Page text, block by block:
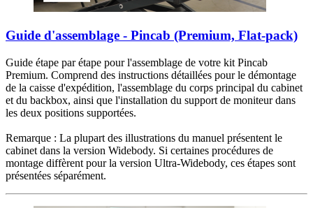
Guide d'assemblage - Pincab (Premium, Flat-pack)
Guide étape par étape pour l'assemblage de votre kit Pincab
Premium. Comprend des instructions détaillées pour le démontage
de la caisse d'expédition, l'assemblage du corps principal du cabinet
et du backbox, ainsi que l'installation du support de moniteur dans
les deux positions supportées.
Remarque : La plupart des illustrations du manuel présentent le
cabinet dans la version Widebody. Si certaines procédures de
montage diffèrent pour la version Ultra-Widebody, ces étapes sont
présentées séparément.